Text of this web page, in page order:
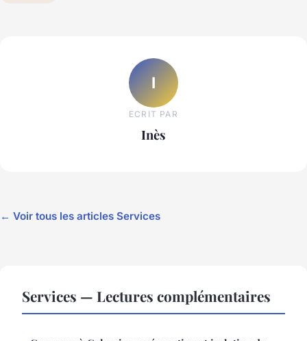
I
ECRIT PAR
Inès
← Voir tous les articles Services
Services — Lectures complémentaires